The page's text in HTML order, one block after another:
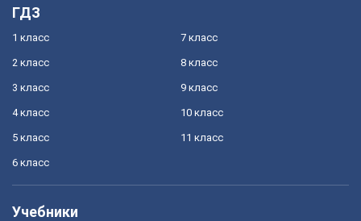
ГДЗ
1 класс
2 класс
3 класс
4 класс
5 класс
6 класс
7 класс
8 класс
9 класс
10 класс
11 класс
Учебники